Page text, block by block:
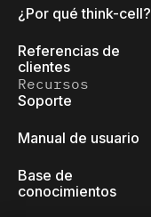
¿Por qué think-cell?
Referencias de
clientes
Recursos
Soporte
Manual de usuario
Base de
conocimientos